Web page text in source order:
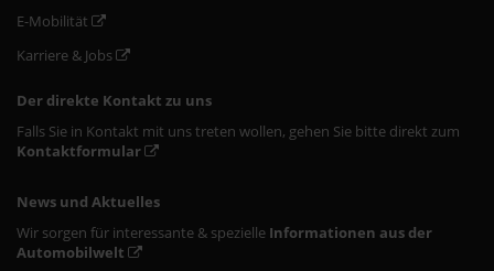
E-Mobilität
Karriere & Jobs
Der direkte Kontakt zu uns
Falls Sie in Kontakt mit uns treten wollen, gehen Sie bitte direkt zum
Kontaktformular
News und Aktuelles
Wir sorgen für interessante & spezielle Informationen aus der
Automobilwelt